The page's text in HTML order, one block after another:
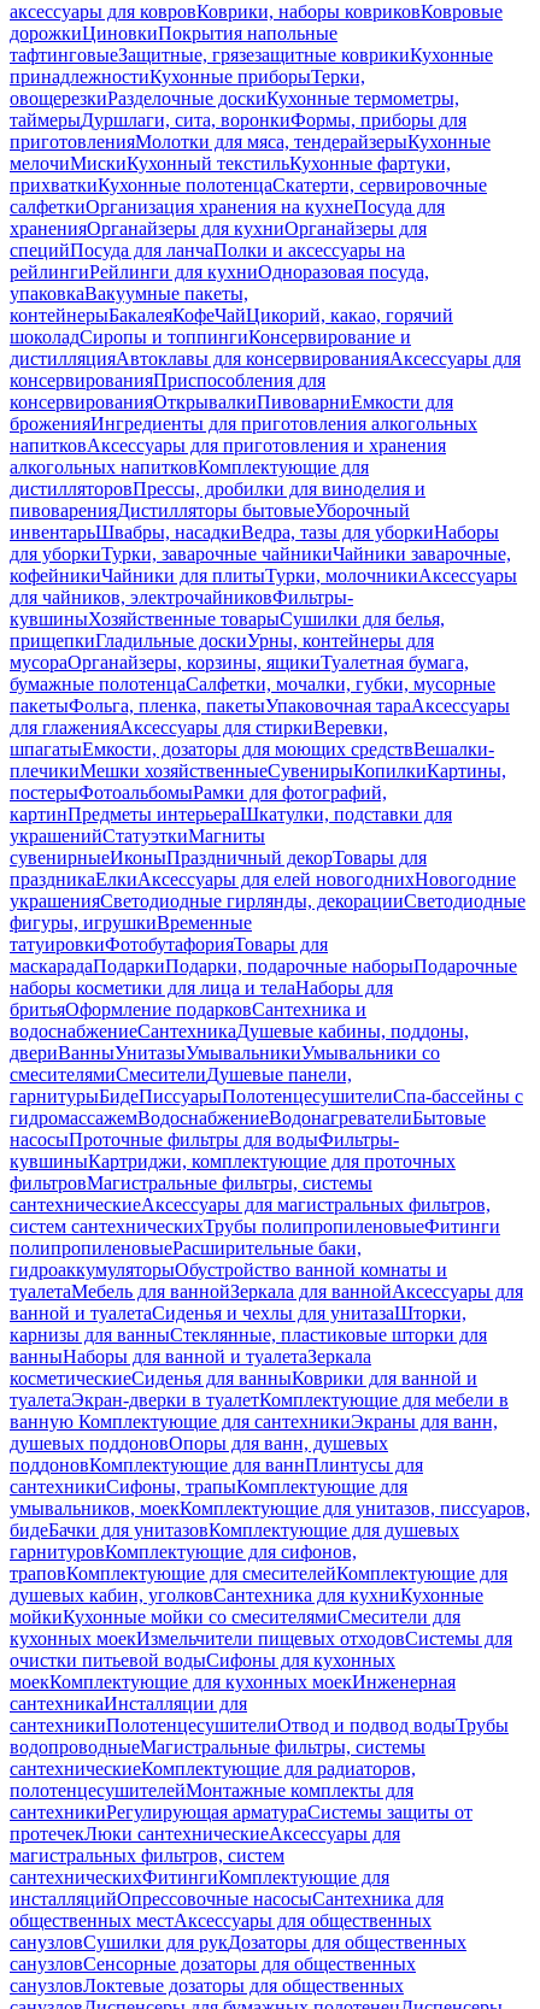
аксессуары для ковровКоврики, наборы ковриковКовровые
дорожкиЦиновкиПокрытия напольные
тафтинговыеЗащитные, грязезащитные коврикиКухонные
принадлежностиКухонные приборыТерки,
овощерезкиРазделочные доскиКухонные термометры,
таймерыДуршлаги, сита, воронкиФормы, приборы для
приготовленияМолотки для мяса, тендерайзерыКухонные
мелочиМискиКухонный текстильКухонные фартуки,
прихваткиКухонные полотенцаСкатерти, сервировочные
салфеткиОрганизация хранения на кухнеПосуда для
храненияОрганайзеры для кухниОрганайзеры для
специйПосуда для ланчаПолки и аксессуары на
рейлингиРейлинги для кухниОдноразовая посуда,
упаковкаВакуумные пакеты,
контейнерыБакалеяКофеЧайЦикорий, какао, горячий
шоколадСиропы и топпингиКонсервирование и
дистилляцияАвтоклавы для консервированияАксессуары для
консервированияПриспособления для
консервированияОткрывалкиПивоварниЕмкости для
броженияИнгредиенты для приготовления алкогольных
напитковАксессуары для приготовления и хранения
алкогольных напитковКомплектующие для
дистилляторовПрессы, дробилки для виноделия и
пивоваренияДистилляторы бытовыеУборочный
инвентарьШвабры, насадкиВедра, тазы для уборкиНаборы
для уборкиТурки, заварочные чайникиЧайники заварочные,
кофейникиЧайники для плитыТурки, молочникиАксессуары
для чайников, электрочайниковФильтры-
кувшиныХозяйственные товарыСушилки для белья,
прищепкиГладильные доскиУрны, контейнеры для
мусораОрганайзеры, корзины, ящикиТуалетная бумага,
бумажные полотенцаСалфетки, мочалки, губки, мусорные
пакетыФольга, пленка, пакетыУпаковочная тараАксессуары
для глаженияАксессуары для стиркиВеревки,
шпагатыЕмкости, дозаторы для моющих средствВешалки-
плечикиМешки хозяйственныеСувенирыКопилкиКартины,
постерыФотоальбомыРамки для фотографий,
картинПредметы интерьераШкатулки, подставки для
украшенийСтатуэткиМагниты
сувенирныеИконыПраздничный декорТовары для
праздникаЕлкиАксессуары для елей новогоднихНовогодние
украшенияСветодиодные гирлянды, декорацииСветодиодные
фигуры, игрушкиВременные
татуировкиФотобутафорияТовары для
маскарадаПодаркиПодарки, подарочные наборыПодарочные
наборы косметики для лица и телаНаборы для
бритьяОформление подарковСантехника и
водоснабжениеСантехникаДушевые кабины, поддоны,
двериВанныУнитазыУмывальникиУмывальники со
смесителямиСмесителиДушевые панели,
гарнитурыБидеПиссуарыПолотенцесушителиСпа-бассейны с
гидромассажемВодоснабжениеВодонагревателиБытовые
насосыПроточные фильтры для водыФильтры-
кувшиныКартриджи, комплектующие для проточных
фильтровМагистральные фильтры, системы
сантехническиеАксессуары для магистральных фильтров,
систем сантехническихТрубы полипропиленовыеФитинги
полипропиленовыеРасширительные баки,
гидроаккумуляторыОбустройство ванной комнаты и
туалетаМебель для ваннойЗеркала для ваннойАксессуары для
ванной и туалетаСиденья и чехлы для унитазаШторки,
карнизы для ванныСтеклянные, пластиковые шторки для
ванныНаборы для ванной и туалетаЗеркала
косметическиеСиденья для ванныКоврики для ванной и
туалетаЭкран-дверки в туалетКомплектующие для мебели в
ванную Комплектующие для сантехникиЭкраны для ванн,
душевых поддоновОпоры для ванн, душевых
поддоновКомплектующие для ваннПлинтусы для
сантехникиСифоны, трапыКомплектующие для
умывальников, моекКомплектующие для унитазов, писсуаров,
бидеБачки для унитазовКомплектующие для душевых
гарнитуровКомплектующие для сифонов,
траповКомплектующие для смесителейКомплектующие для
душевых кабин, уголковСантехника для кухниКухонные
мойкиКухонные мойки со смесителямиСмесители для
кухонных моекИзмельчители пищевых отходовСистемы для
очистки питьевой водыСифоны для кухонных
моекКомплектующие для кухонных моекИнженерная
сантехникаИнсталляции для
сантехникиПолотенцесушителиОтвод и подвод водыТрубы
водопроводныеМагистральные фильтры, системы
сантехническиеКомплектующие для радиаторов,
полотенцесушителейМонтажные комплекты для
сантехникиРегулирующая арматураСистемы защиты от
протечекЛюки сантехническиеАксессуары для
магистральных фильтров, систем
сантехническихФитингиКомплектующие для
инсталляцийОпрессовочные насосыСантехника для
общественных местАксессуары для общественных
санузловСушилки для рукДозаторы для общественных
санузловСенсорные дозаторы для общественных
санузловЛоктевые дозаторы для общественных